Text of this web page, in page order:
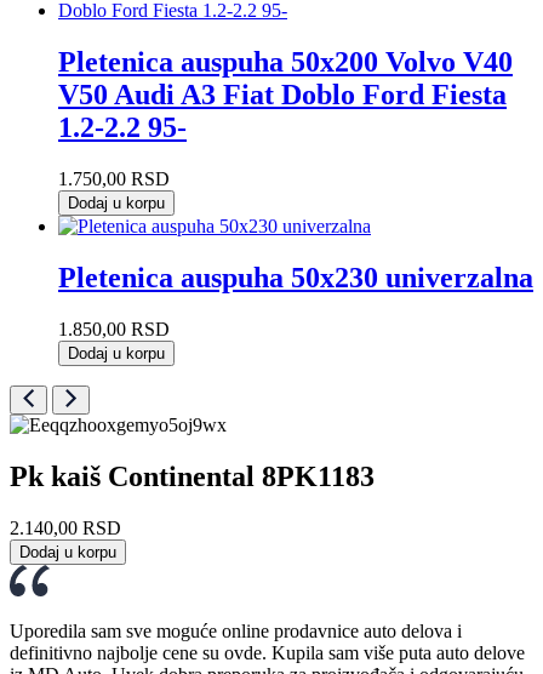
Pletenica auspuha 50x200 Volvo V40
V50 Audi A3 Fiat Doblo Ford Fiesta
1.2-2.2 95-
1.750,00 RSD
Dodaj u korpu
Pletenica auspuha 50x230 univerzalna
1.850,00 RSD
Dodaj u korpu
Pk kaiš Continental 8PK1183
2.140,00 RSD
Dodaj u korpu
Uporedila sam sve moguće online prodavnice auto delova i
definitivno najbolje cene su ovde. Kupila sam više puta auto delove